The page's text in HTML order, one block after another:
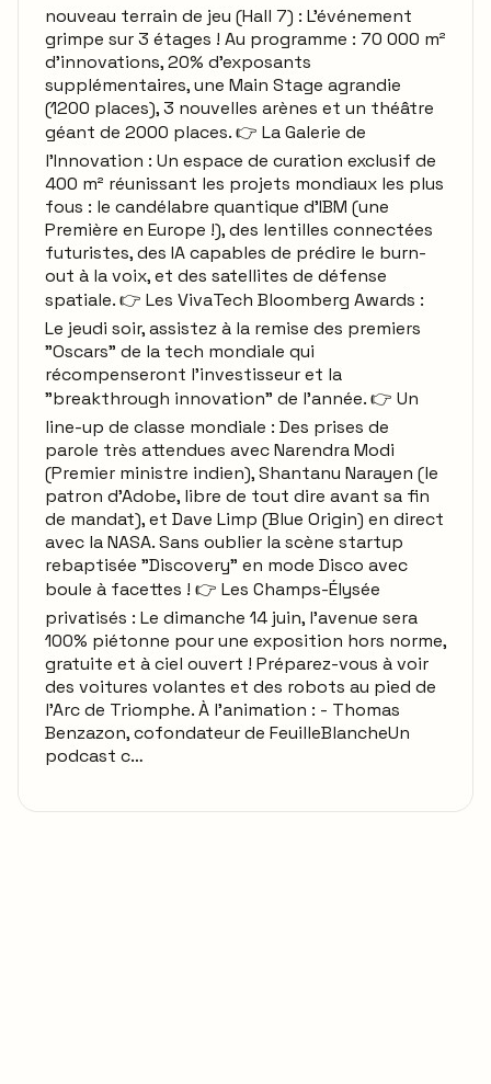
nouveau terrain de jeu (Hall 7) : L'événement
grimpe sur 3 étages ! Au programme : 70 000 m²
d'innovations, 20% d'exposants
supplémentaires, une Main Stage agrandie
(1200 places), 3 nouvelles arènes et un théâtre
géant de 2000 places. 👉 La Galerie de
l'Innovation : Un espace de curation exclusif de
400 m² réunissant les projets mondiaux les plus
fous : le candélabre quantique d'IBM (une
Première en Europe !), des lentilles connectées
futuristes, des IA capables de prédire le burn-
out à la voix, et des satellites de défense
spatiale. 👉 Les VivaTech Bloomberg Awards :
Le jeudi soir, assistez à la remise des premiers
"Oscars" de la tech mondiale qui
récompenseront l'investisseur et la
"breakthrough innovation" de l'année. 👉 Un
line-up de classe mondiale : Des prises de
parole très attendues avec Narendra Modi
(Premier ministre indien), Shantanu Narayen (le
patron d'Adobe, libre de tout dire avant sa fin
de mandat), et Dave Limp (Blue Origin) en direct
avec la NASA. Sans oublier la scène startup
rebaptisée "Discovery" en mode Disco avec
boule à facettes ! 👉 Les Champs-Élysée
privatisés : Le dimanche 14 juin, l'avenue sera
100% piétonne pour une exposition hors norme,
gratuite et à ciel ouvert ! Préparez-vous à voir
des voitures volantes et des robots au pied de
l'Arc de Triomphe. À l’animation : - Thomas
Benzazon, cofondateur de FeuilleBlancheUn
podcast c…